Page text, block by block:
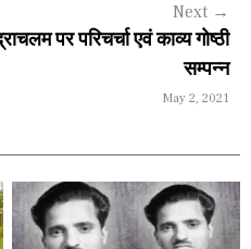
Next →
पर परिचर्चा एवं काव्य गोष्ठी
सम्पन्न
May 2, 2021